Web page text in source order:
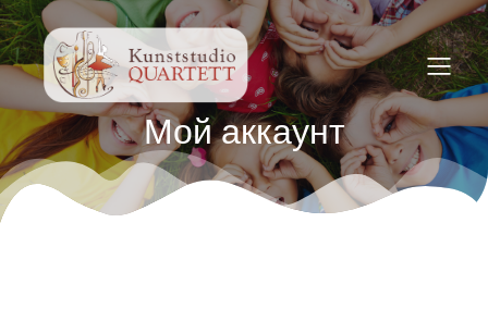
Мой аккаунт